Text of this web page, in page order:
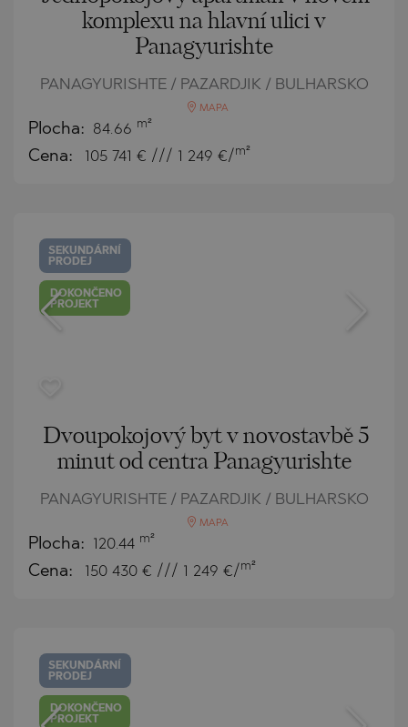
komplexu na hlavní ulici v
Panagyurishte
PANAGYURISHTE / PAZARDJIK / BULHARSKO
MAPA
Plocha: 84.66 m²
Cena: 105 741 € /// 1 249 €/ m²
SEKUNDÁRNÍ
PRODEJ
DOKONČENO
PROJEKT
Dvoupokojový byt v novostavbě 5
minut od centra Panagyurishte
PANAGYURISHTE / PAZARDJIK / BULHARSKO
MAPA
Plocha: 120.44 m²
Cena: 150 430 € /// 1 249 €/ m²
SEKUNDÁRNÍ
PRODEJ
DOKONČENO
PROJEKT